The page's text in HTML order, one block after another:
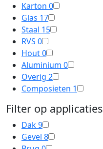
Karton 0
Glas 17
Staal 15
RVS 0
Hout0
Aluminium 0
Overig 2
Composieten 1
Filter op applicaties
Dak9
Gevel 8